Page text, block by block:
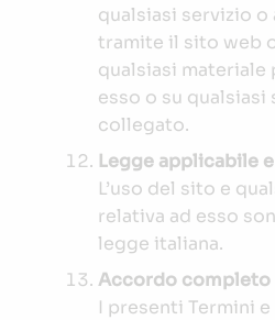
qualsiasi servizio
tramite il sito web
qualsiasi
esso o su qualsiasi
collegato.
Legge applicabile
L’uso del sito e
relativa ad esso
legge italiana.
Accordo completo
I presenti Termini